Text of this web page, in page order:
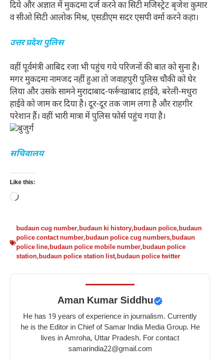
दिये और अज्ञात में मुकदमा दर्ज करने का सिटी मजिस्ट्रेट बृजेश कुमार
व सीओ सिटी आलोक मिश्र, एसडीएम सदर एसपी वर्मा करने कहा।
उत्तर प्रदेश पुलिस
वहीं पूर्वमंत्री आबिद रजा भी पहुंच गये परिजनों की बात को सुना है।
मगर मुकदमा नामजद नहीं हुआ तो जवाहपुरी पुलिस चौकी को घेर
लिया और उसके सामने मुरादाबाद-फर्रूखाबाद हाईवे, बरेली-मथुरा
हाईवे को जाम कर दिया है। दूर-दूर तक जाम लगा है और राहगीर
परेशान हैं। वहीं भारी मात्रा में पुलिस फोर्स पहुंच गया है।
सचिवालय
Like this:
Loading…
budaun cug number,budaun ki history,budaun police,budaun
police contact number,budaun police cug numbers,budaun
police line,budaun police mobile number,budaun police
station,budaun police station list,budaun police twitter
Aman Kumar Siddhu
He has 19 years of experience in journalism. Currently
he is the Editor in Chief of Samar India Media Group. He
lives in Amroha, Uttar Pradesh. For contact
samarindia22@gmail.com